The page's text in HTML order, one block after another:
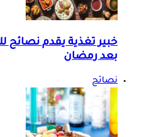
خبير تغذية يقدم نصائح
بعد رمضان
نصائح